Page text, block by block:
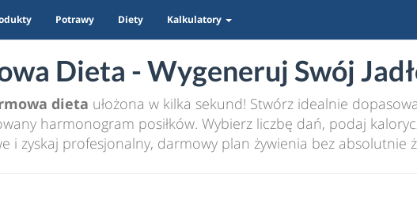
Potrawy Diety Kalkulatory
Dieta - Wygeneruj Swój
dieta ułożona w kilka sekund! Stwórz idealnie
harmonogram posiłków. Wybierz liczbę dań, podaj
i zyskaj profesjonalny, darmowy plan żywienia bez absolutnie